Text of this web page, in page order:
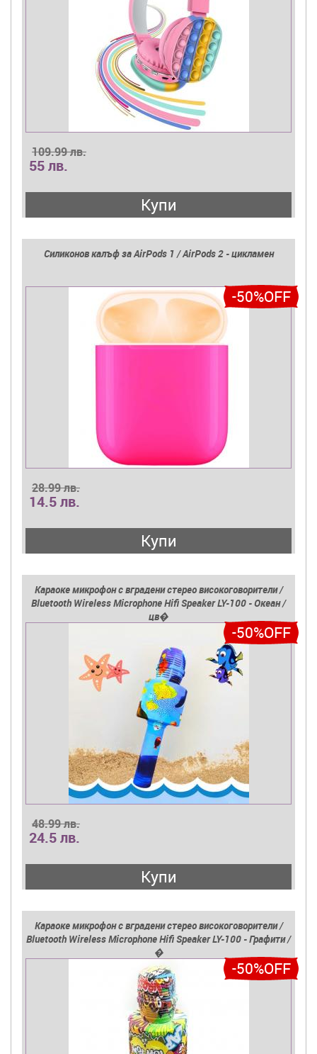
109.99 лв.
55 лв.
Купи
Силиконов калъф за AirPods 1 / AirPods 2 - цикламен
-50%OFF
28.99 лв.
14.5 лв.
Купи
Караоке микрофон с вградени стерео високоговорители /
Bluetooth Wireless Microphone Hifi Speaker LY-100 - Океан /
цв�
-50%OFF
48.99 лв.
24.5 лв.
Купи
Караоке микрофон с вградени стерео високоговорители /
Bluetooth Wireless Microphone Hifi Speaker LY-100 - Графити /
�
-50%OFF